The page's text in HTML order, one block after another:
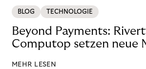
BLOG TECHNOLOGIE
Beyond Payments:
Computop setzen neue
MEHR LESEN